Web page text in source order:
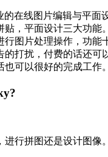
的在线图片编辑与平面
贴，平面设计三大功能
行图片处理操作，功能
的打扰，付费的话还可
可以很好的完成工作。
行拼图还是设计图像。